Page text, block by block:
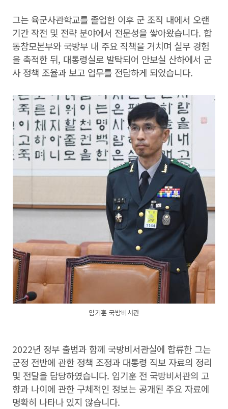
그는 육군사관학교를 졸업한 이후 군 조직 내에서 오랜
기간 작전 및 전략 분야에서 전문성을 쌓아왔습니다. 합
동참모본부와 국방부 내 주요 직책을 거치며 실무 경험
을 축적한 뒤, 대통령실로 발탁되어 안보실 산하에서 군
사 정책 조율과 보고 업무를 전담하게 되었습니다.
임기훈 국방비서관
2022년 정부 출범과 함께 국방비서관실에 합류한 그는
군정 전반에 관한 정책 조정과 대통령 직보 자료의 정리
및 전달을 담당하였습니다. 임기훈 전 국방비서관의 고
향과 나이에 관한 구체적인 정보는 공개된 주요 자료에
명확히 나타나 있지 않습니다.